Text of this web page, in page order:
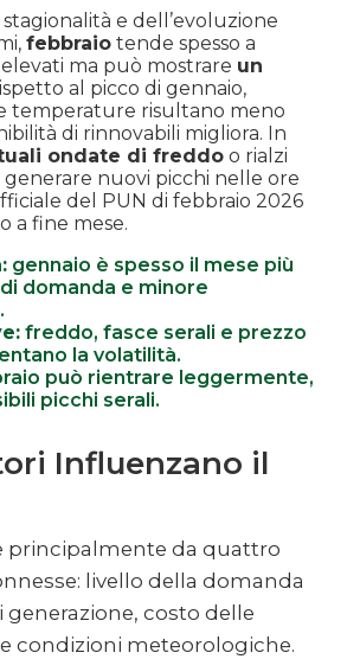
€ 0.143 € 143.03 +5.9%
€ 0.135 € 135.06 +3.2%
€ 0.131 € 130.89 +12.2%
€ 0.117 € 116.69 -0.4%
€ 0.117 € 117.13
€ 0.128 +14.3%
€ 0.103 € 103.17 +8.7%
e dell’evoluzione
febbraio tende spesso a
ma può mostrare un
al picco di gennaio,
temperature risultano meno
di rinnovabili migliora. In
ondate di freddo o rialzi
generare nuovi picchi nelle ore
del PUN di febbraio 2026
a fine mese.
gennaio è spesso il mese più
domanda e minore
freddo, fasce serali e prezzo
la volatilità.
può rientrare leggermente,
picchi serali.
Influenzano il
principalmente da quattro
livello della domanda
costo delle
condizioni meteorologiche.